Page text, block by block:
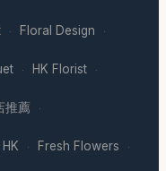
· Floral Design ·
· HK Florist ·
推薦 ·
· Fresh Flowers ·